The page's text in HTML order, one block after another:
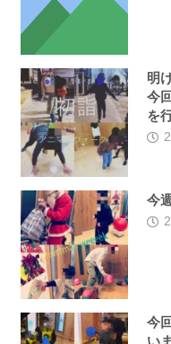
明
今
を
今
今
い